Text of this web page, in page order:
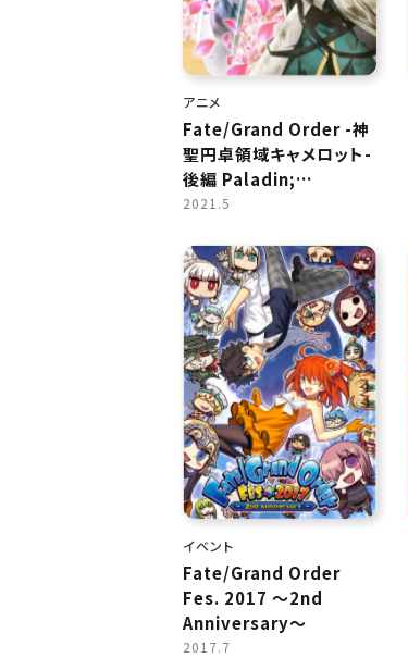
アニメ
Fate/Grand Order -神
聖円卓領域キャメロット-
後編 Paladin;
Agateram
2021.5
イベント
Fate/Grand Order
Fes. 2017 ～2nd
Anniversary～
2017.7